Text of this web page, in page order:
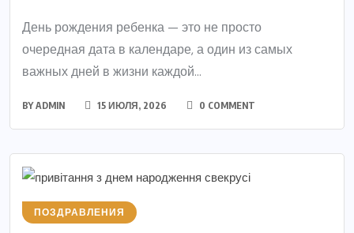
День рождения ребенка — это не просто
очередная дата в календаре, а один из самых
важных дней в жизни каждой...
BYADMIN 15 ИЮЛЯ, 2026 0 COMMENT
ПОЗДРАВЛЕНИЯ